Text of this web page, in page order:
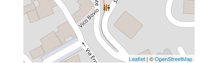
Leaflet | ©OpenStreetMap